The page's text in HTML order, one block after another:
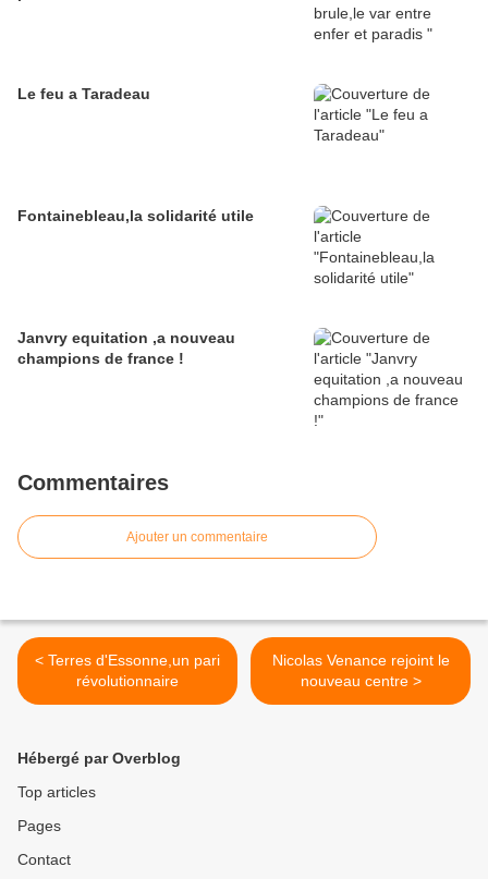
Le feu a Taradeau
Fontainebleau,la solidarité utile
Janvry equitation ,a nouveau
champions de france !
Commentaires
Ajouter un commentaire
< Terres d'Essonne,un pari
révolutionnaire
Nicolas Venance rejoint le
nouveau centre >
Hébergé par Overblog
Top articles
Pages
Contact